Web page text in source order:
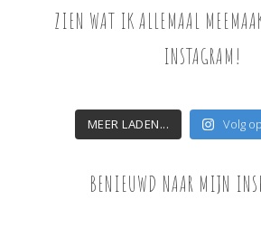
ZIEN WAT IK ALLEMAAL
INSTAGRAM!
MEER LADEN... Volg
BENIEUWD NAAR MIJN